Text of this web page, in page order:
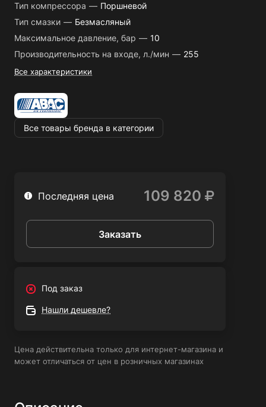
мощностью 1.5 кВт, что обеспечивает стабильную работу
даже при высоких нагрузках.
размер и удобную ручку для переноски, что делает его
мобильным и позволяет использовать в различных
давления, что позволяет точно контролировать работу
компрессора и настраивать его под конкретные задачи.
Компрессор безмасляный ABAC PRO A29B-0 50
CM2_Zero может использоваться в различных сферах
деятельности, таких как автомобильный и
Тип компрессора — Поршневой
Тип смазки — Безмасляный
Максимальное давление, бар — 10
Производительность на входе, л./мин — 255
Все характеристики
Все товары бренда в категории
Последняя цена 109 820
Заказать
Под заказ
Нашли дешевле?
Цена действительна только для интернет-магазина и
может отличаться от цен в розничных магазинах